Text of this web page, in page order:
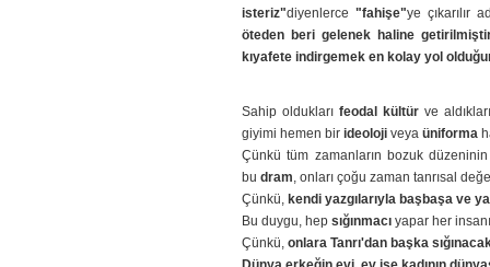
isteriz"diyenlerce "fahişe"ye çıkarılır
öteden beri gelenek haline
kıyafete indirgemek en kolay yol
Sahip oldukları feodal kültürve
giyimi hemen bir ideoloji veya üniforma
Çünkü tüm zamanların bozuk
bu dram, onları çoğu zaman tanrısal
Çünkü, kendi yazgılarıyla başbaşa ve
Bu duygu, hep sığınmacı yapar her
Çünkü, onlara Tanrı'dan başka